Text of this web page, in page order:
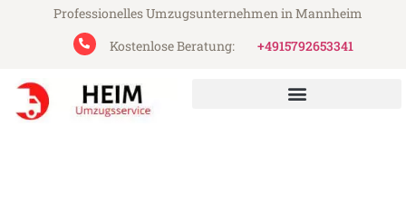
Professionelles Umzugsunternehmen in Mannheim
Kostenlose Beratung:
+4915792653341